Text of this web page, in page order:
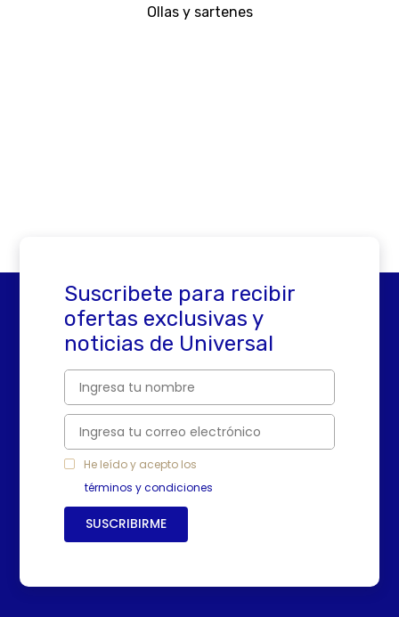
Ollas y sartenes
Suscribete para recibir
ofertas exclusivas y
noticias de Universal
He leído y acepto los
términos y condiciones
SUSCRIBIRME